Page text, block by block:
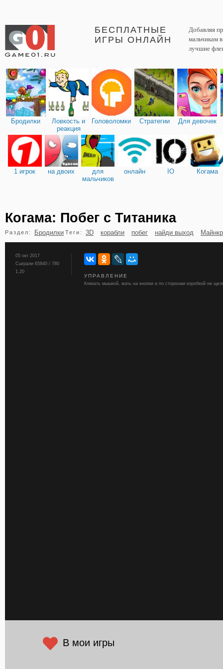
БЕСПЛАТНЫЕ
ИГРЫ ОНЛАЙН
Добавляя
мальчикам
лучшие
Бродилки
Ловкость и
реакция
Головоломки Стратегии Для девочек
1 игрок на двоих
для
мальчиков
онлайн IO Когама
бильярд карты
Когама: Побег с Титаника
Раздел: Бродилки Теги: 3D корабли побег найди выход
05 окт 2017
Сыграли 65840 / 780
1,20
УПРАВЛЕНИЕ
Кликать мышкой, жать на кнопки и по сторонам коробкой не
В мои игры